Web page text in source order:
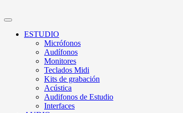
ESTUDIO
Micrófonos
Audífonos
Monitores
Teclados Midi
Kits de grabación
Acústica
Audifonos de Estudio
Interfaces